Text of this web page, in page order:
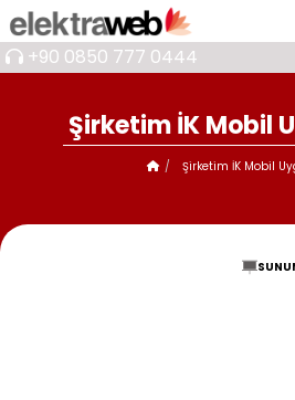
+90 0850 777 0444
Şirketim İK Mobil
Şirketim İK Mobil